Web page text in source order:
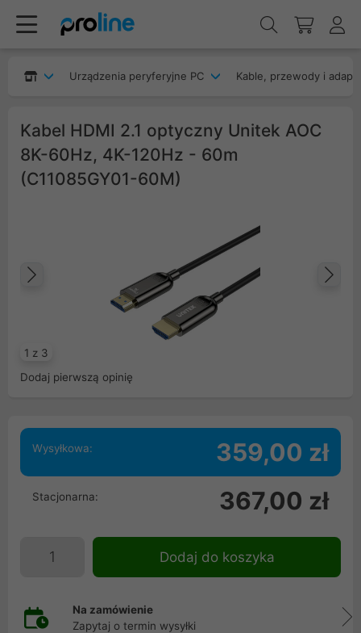
Urządzenia peryferyjne PC Kable, przewody i
Kabel HDMI 2.1 optyczny Unitek AOC
8K-60Hz, 4K-120Hz - 60m
(C11085GY01-60M)
1 z 3
Poprzedni
Dodaj pierwszą opinię
Wysyłkowa: 359,00 zł
Stacjonarna: 367,00 zł
Dodaj do koszyka
Na zamówienie
Zapytaj o termin wysyłki